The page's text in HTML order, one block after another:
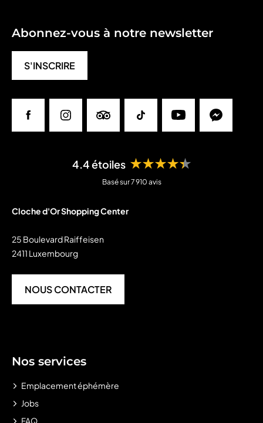
4.4 étoiles ★★★★★
Basé sur 7 910 avis
Cloche d'Or Shopping Center
25 Boulevard Raiffeisen
2411 Luxembourg
NOUS CONTACTER
Nos services
Emplacement éphémère
Jobs
FAQ
Abonnez-vous à notre newsletter
S'INSCRIRE
FacebookInstagramTripadvisorTiktok Youtube Messenger